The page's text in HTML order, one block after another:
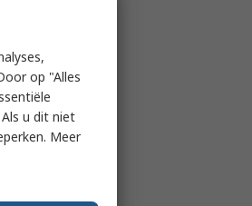
op "Alles
u dit niet
Meer